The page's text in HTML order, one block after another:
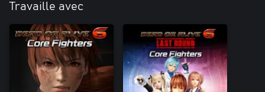
Travaille avec